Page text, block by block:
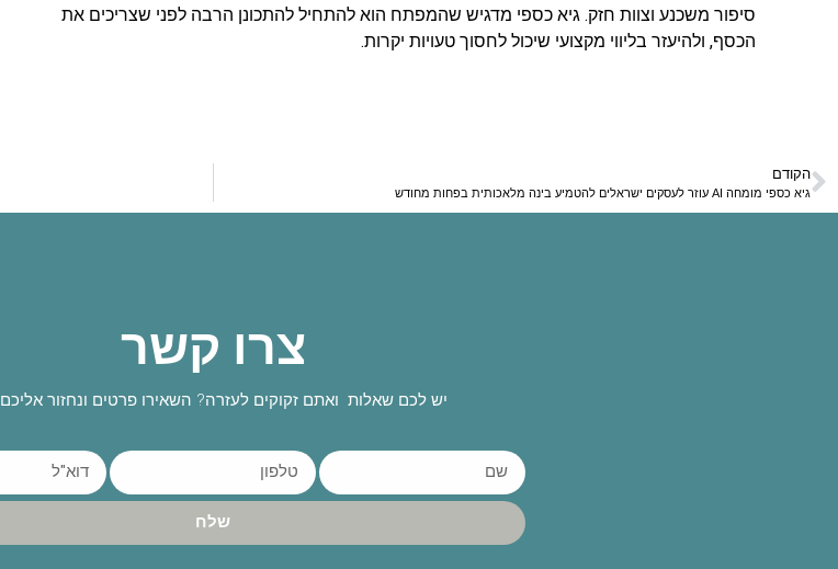
סיפור משכנע וצוות חזק. גיא כספי מדגיש שהמפתח הוא להתחיל להתכונן הרבה לפני שצריכים את
הכסף, ולהיעזר בליווי מקצועי שיכול לחסוך טעויות יקרות.
הקודם
גיא כספי מומחה AI עוזר לעסקים ישראלים להטמיע בינה מלאכותית בפחות מחודש
צרו קשר
יש לכם שאלות ואתם זקוקים לעזרה? השאירו פרטים ונחזור אליכם
שלח